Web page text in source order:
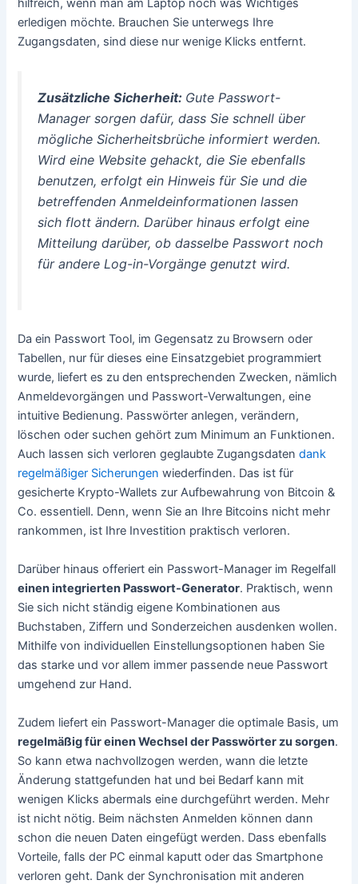
hilfreich, wenn man am Laptop noch was Wichtiges
erledigen möchte. Brauchen Sie unterwegs Ihre
Zugangsdaten, sind diese nur wenige Klicks entfernt.
Zusätzliche Sicherheit: Gute Passwort-
Manager sorgen dafür, dass Sie schnell über
mögliche Sicherheitsbrüche informiert werden.
Wird eine Website gehackt, die Sie ebenfalls
benutzen, erfolgt ein Hinweis für Sie und die
betreffenden Anmeldeinformationen lassen
sich flott ändern. Darüber hinaus erfolgt eine
Mitteilung darüber, ob dasselbe Passwort noch
für andere Log-in-Vorgänge genutzt wird.
Da ein Passwort Tool, im Gegensatz zu Browsern oder
Tabellen, nur für dieses eine Einsatzgebiet programmiert
wurde, liefert es zu den entsprechenden Zwecken, nämlich
Anmeldevorgängen und Passwort-Verwaltungen, eine
intuitive Bedienung. Passwörter anlegen, verändern,
löschen oder suchen gehört zum Minimum an Funktionen.
Auch lassen sich verloren geglaubte Zugangsdatendank
regelmäßiger Sicherungen wiederfinden. Das ist für
gesicherte Krypto-Wallets zur Aufbewahrung von Bitcoin &
Co. essentiell. Denn, wenn Sie an Ihre Bitcoins nicht mehr
rankommen, ist Ihre Investition praktisch verloren.
Darüber hinaus offeriert ein Passwort-Manager im Regelfall
einen integrierten Passwort-Generator. Praktisch, wenn
Sie sich nicht ständig eigene Kombinationen aus
Buchstaben, Ziffern und Sonderzeichen ausdenken wollen.
Mithilfe von individuellen Einstellungsoptionen haben Sie
das starke und vor allem immer passende neue Passwort
umgehend zur Hand.
Zudem liefert ein Passwort-Manager die optimale Basis, um
regelmäßig für einen Wechsel der Passwörter zu sorgen.
So kann etwa nachvollzogen werden, wann die letzte
Änderung stattgefunden hat und bei Bedarf kann mit
wenigen Klicks abermals eine durchgeführt werden. Mehr
ist nicht nötig. Beim nächsten Anmelden können dann
schon die neuen Daten eingefügt werden. Dass ebenfalls
Vorteile, falls der PC einmal kaputt oder das Smartphone
verloren geht. Dank der Synchronisation mit anderen